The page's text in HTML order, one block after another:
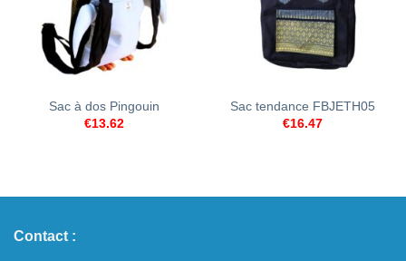
Sac à dos Pingouin
€13.62
Sac tendance FBJETH05
€16.47
Contact :